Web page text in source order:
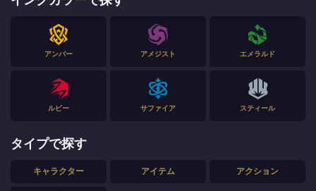
アンバー アメジスト エメラルド
ルビー サファイア スティール
タイプで探す
キャラクター アイテム アクション